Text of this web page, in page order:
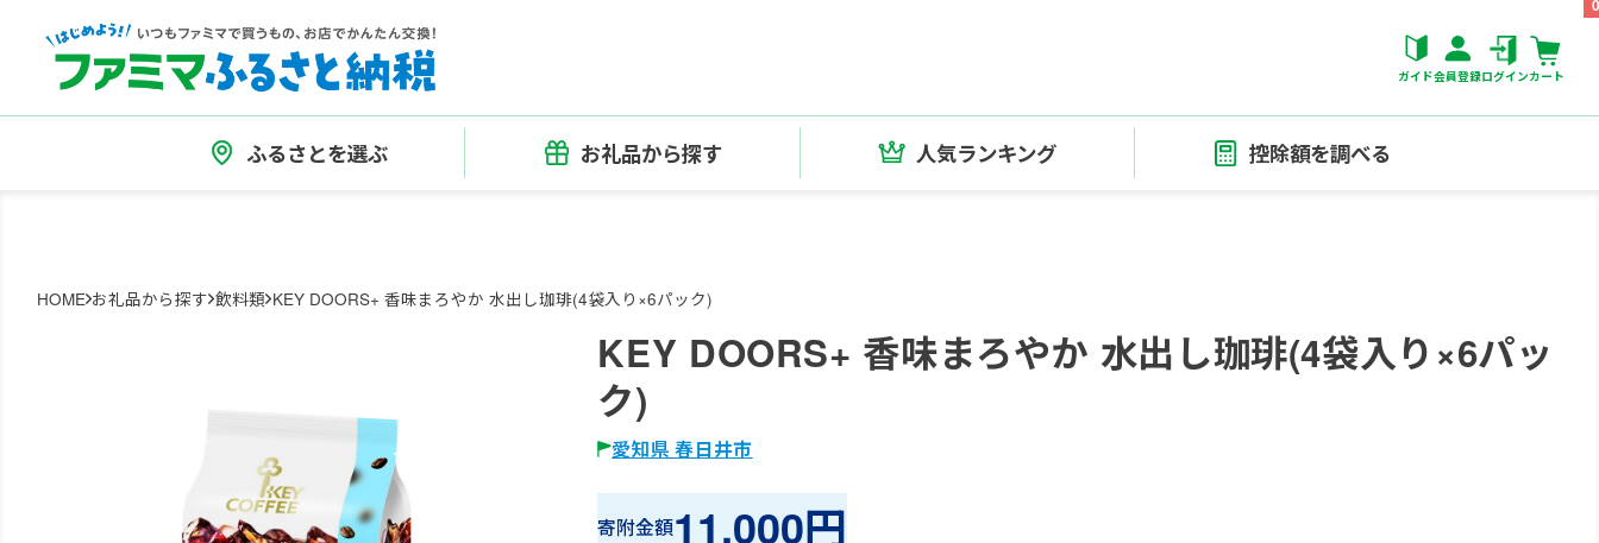
ガイド会員登録ログインカート
ふるさとを選ぶ お礼品から探す 人気ランキング 控除額を調べる
HOME お礼品から探す 飲料類 KEY DOORS+ 香味まろやか 水出し珈琲(4袋入り×6パック)
KEY DOORS+ 香味まろやか 水出し珈琲(4袋入り×6パッ
ク)
愛知県 春日井市
寄附金額11,000円